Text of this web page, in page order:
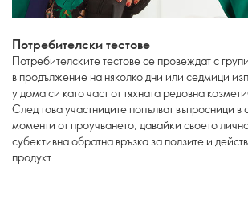
Потребителски тестове
Потребителските тестове се провеждат с
в продължение на няколко дни или седмици
у дома си като част от тяхната редовна
След това участниците попълват въпросници в
моменти от проучването, давайки своето
субективна обратна връзка за ползите и
продукт.